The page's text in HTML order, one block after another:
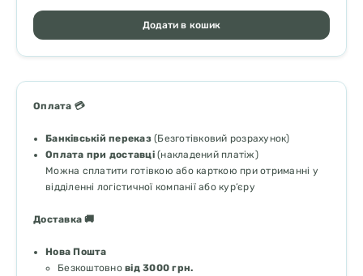
Додати в кошик
Оплата 💳
Банківській переказ(Безготівковий розрахунок)
Оплата при доставці(накладений платіж)
Можна сплатити готівкою або карткою при отриманні у
відділенні логістичної компанії або кур’єру
Доставка 🚚
Нова Пошта
Безкоштовно від 3000 грн.